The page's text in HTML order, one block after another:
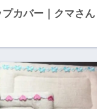
カバー｜クマさん